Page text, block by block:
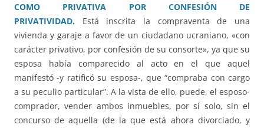
COMO PRIVATIVA POR CONFESIÓN DE
PRIVATIVIDAD.
Está inscrita la compraventa de una
vivienda y garaje a favor de un ciudadano ucraniano, «con
carácter privativo, por confesión de su consorte», ya que su
esposa había comparecido al acto en el que aquel
manifestó -y ratificó su esposa-, que “compraba con cargo
a su peculio particular”. A la vista de ello, puede, el esposo-
comprador, vender ambos inmuebles, por sí solo, sin el
concurso de aquella (de la que está ahora divorciado, y